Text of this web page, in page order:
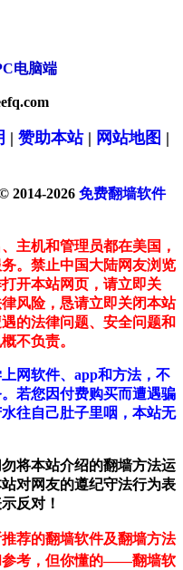
电脑端
| 赞助本站| 网站地图 |
2014-2026 免费翻墙软件
主机和管理员都在美国，
。禁止中国大陆网友浏览
开本站网页，请立即关
风险，恳请立即关闭本站
的法律问题、安全问题和
不负责。
网软件、app和方法，不
若您因付费购买而遭遇骗
往自己肚子里咽，本站无
将本站介绍的翻墙方法运
对网友的遵纪守法行为表
反对！
荐的翻墙软件及翻墙方法
参考，但你懂的——翻墙软